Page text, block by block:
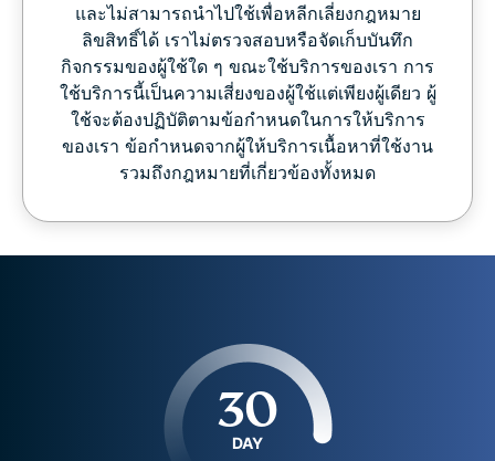
และไม่สามารถนำไปใช้เพื่อหลีกเลี่ยงกฎหมาย
ลิขสิทธิ์ได้ เราไม่ตรวจสอบหรือจัดเก็บบันทึก
กิจกรรมของผู้ใช้ใด ๆ ขณะใช้บริการของเรา การ
ใช้บริการนี้เป็นความเสี่ยงของผู้ใช้แต่เพียงผู้เดียว ผู้
ใช้จะต้องปฏิบัติตามข้อกำหนดในการให้บริการ
ของเรา ข้อกำหนดจากผู้ให้บริการเนื้อหาที่ใช้งาน
รวมถึงกฎหมายที่เกี่ยวข้องทั้งหมด
30
DAY